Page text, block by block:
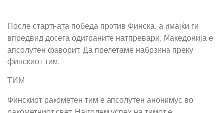
После стартната победа против Финска, а имајќи ги
впредвид досега одиграните натпревари, Македонија е
апсолутен фаворит. Да прелетаме набрзина преку
финскиот тим.
ТИМ
Финскиот ракометен тим е апсолутен анонимус во